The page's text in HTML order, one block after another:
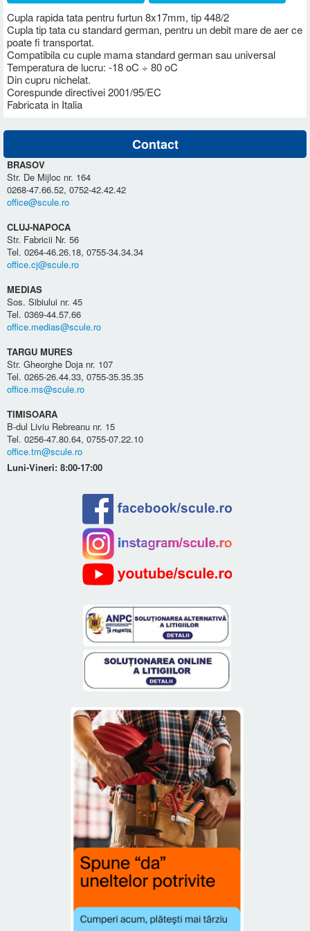
Cupla rapida tata pentru furtun 8x17mm, tip 448/2
Cupla tip tata cu standard german, pentru un debit mare de aer ce
poate fi transportat.
Compatibila cu cuple mama standard german sau universal
Temperatura de lucru: -18 oC ÷ 80 oC
Din cupru nichelat.
Corespunde directivei 2001/95/EC
Fabricata in Italia
Contact
BRASOV
Str. De Mijloc nr. 164
0268-47.66.52, 0752-42.42.42
office@scule.ro
CLUJ-NAPOCA
Str. Fabricii Nr. 56
Tel. 0264-46.26.18, 0755-34.34.34
office.cj@scule.ro
MEDIAS
Sos. Sibiului nr. 45
Tel. 0369-44.57.66
office.medias@scule.ro
TARGU MURES
Str. Gheorghe Doja nr. 107
Tel. 0265-26.44.33, 0755-35.35.35
office.ms@scule.ro
TIMISOARA
B-dul Liviu Rebreanu nr. 15
Tel. 0256-47.80.64, 0755-07.22.10
office.tm@scule.ro
Luni-Vineri: 8:00-17:00